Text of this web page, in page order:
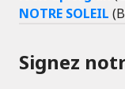
NOTRE SOLEIL
Signez